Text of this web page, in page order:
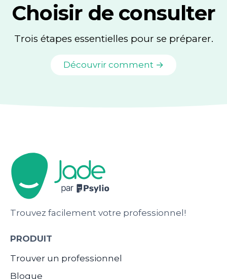
Choisir de consulter
Trois étapes essentielles pour se préparer.
Découvrir comment →
Trouvez facilement votre professionnel!
PRODUIT
Trouver un professionnel
Blogue